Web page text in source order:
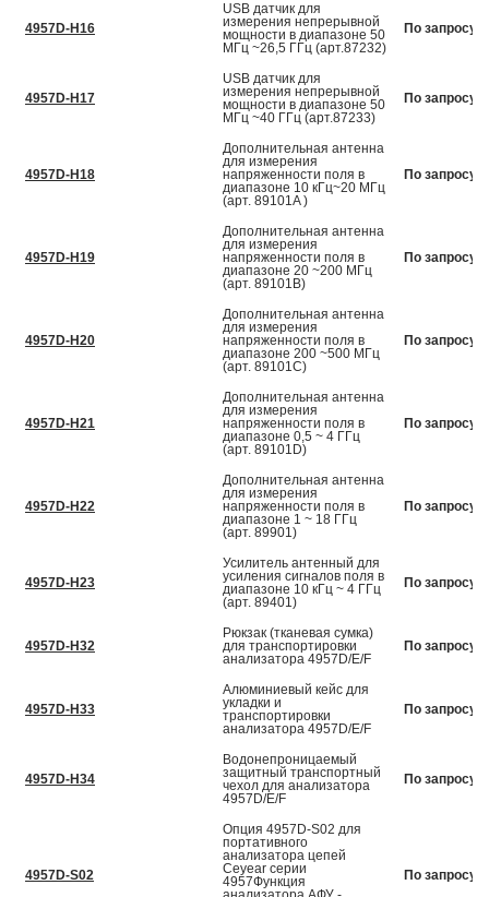
4957D-H16
USB датчик для
измерения непрерывной
мощности в диапазоне 50
МГц ~26,5 ГГц (арт.87232)
По запросу
4957D-H17
USB датчик для
измерения непрерывной
мощности в диапазоне 50
МГц ~40 ГГц (арт.87233)
По запросу
4957D-H18
Дополнительная антенна
для измерения
напряженности поля в
диапазоне 10 кГц~20 МГц
(арт. 89101A )
По запросу
4957D-H19
Дополнительная антенна
для измерения
напряженности поля в
диапазоне 20 ~200 МГц
(арт. 89101B)
По запросу
4957D-H20
Дополнительная антенна
для измерения
напряженности поля в
диапазоне 200 ~500 МГц
(арт. 89101С)
По запросу
4957D-H21
Дополнительная антенна
для измерения
напряженности поля в
диапазоне 0,5 ~ 4 ГГц
(арт. 89101D)
По запросу
4957D-H22
Дополнительная антенна
для измерения
напряженности поля в
диапазоне 1 ~ 18 ГГц
(арт. 89901)
По запросу
4957D-H23
Усилитель антенный для
усиления сигналов поля в
диапазоне 10 кГц ~ 4 ГГц
(арт. 89401)
По запросу
4957D-H32
Рюкзак (тканевая сумка)
для транспортировки
анализатора 4957D/E/F
По запросу
4957D-H33
Алюминиевый кейс для
укладки и
транспортировки
анализатора 4957D/E/F
По запросу
4957D-H34
Водонепроницаемый
защитный транспортный
чехол для анализатора
4957D/E/F
По запросу
4957D-S02
Опция 4957D-S02 для
портативного
анализатора цепей
Ceyear серии
4957Функция
По запросу